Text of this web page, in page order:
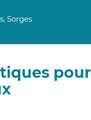
Sorges
pour